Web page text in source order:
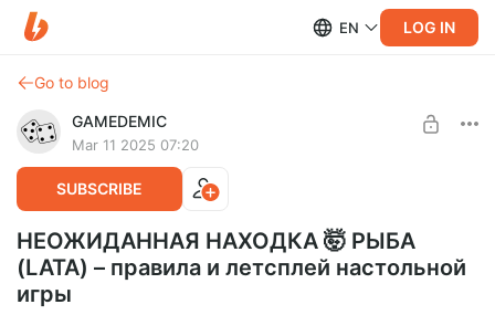
EN LOG IN
Go to blog
GAMEDEMIC
Mar 11 2025 07:20
SUBSCRIBE
НЕОЖИДАННАЯ НАХОДКА 🤯 РЫБА
(LATA) – правила и летсплей настольной
игры